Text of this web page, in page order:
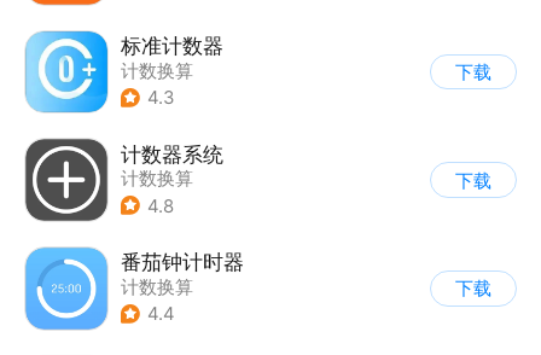
标准计数器
计数换算
4.3
下载
计数器系统
计数换算
4.8
下载
番茄钟计时器
计数换算
4.4
下载